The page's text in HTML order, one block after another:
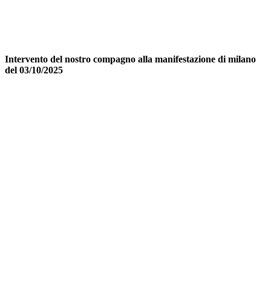
Intervento del nostro compagno alla manifestazione di milano
del 03/10/2025